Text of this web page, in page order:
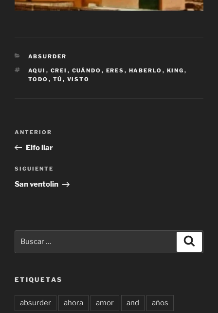
CATEGORÍAS
ABSURDER
ETIQUETAS
AQUI , CREI , CUÁNDO , ERES , HABERLO , KING ,
TODO , TÚ , VISTO
entradas
Entrada
anterior:
ANTERIOR
Elfo llar
Siguiente
entrada
SIGUIENTE
San ventolin
ETIQUETAS
absurder ahora amor and años